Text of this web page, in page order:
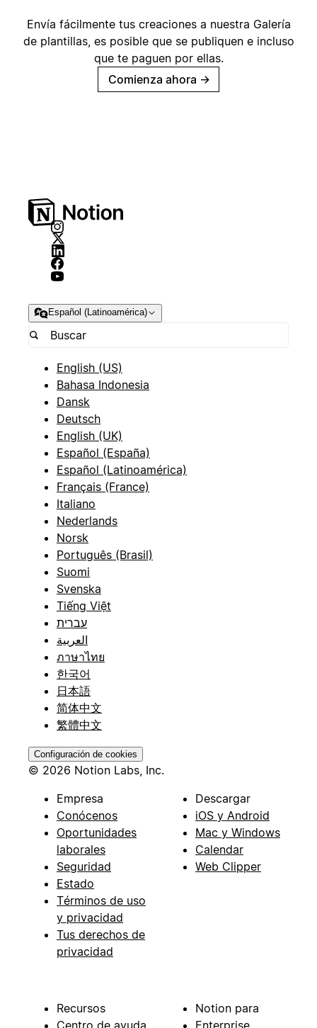
Envía fácilmente tus creaciones a nuestra Galería
de plantillas, es posible que se publiquen e incluso
que te paguen por ellas.
Comienza ahora →
Español (Latinoamérica)
English (US)
Bahasa Indonesia
Dansk
Deutsch
English (UK)
Español (España)
Español (Latinoamérica)
Français (France)
Italiano
Nederlands
Norsk
Português (Brasil)
Suomi
Svenska
Tiếng Việt
עברית
العربية
ภาษาไทย
한국어
日本語
简体中文
繁體中文
Configuración de cookies
© 2026 Notion Labs, Inc.
Empresa
Conócenos
Oportunidades
laborales
Seguridad
Estado
Términos de uso
y privacidad
Tus derechos de
privacidad
Descargar
iOS y Android
Mac y Windows
Calendar
Web Clipper
Recursos
Centro de ayuda
Notion para
Enterprise